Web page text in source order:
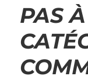
PAS À